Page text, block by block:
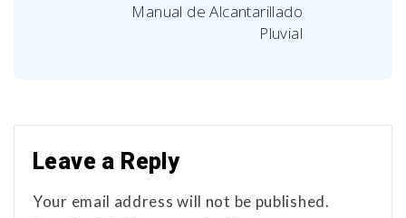
Manual de Alcantarillado
Pluvial
Leave a Reply
Your email address will not be published.